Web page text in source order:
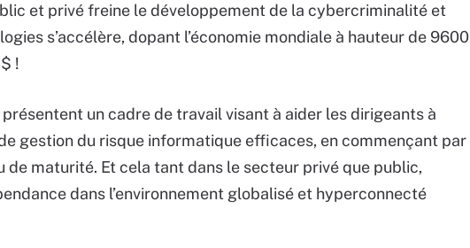
et privé freine le développement de la cybercriminalité et
s’accélère, dopant l’économie mondiale à hauteur de 9600
!
un cadre de travail visant à aider les dirigeants à
gestion du risque informatique efficaces, en commençant par
de maturité. Et cela tant dans le secteur privé que public,
dans l’environnement globalisé et hyperconnecté